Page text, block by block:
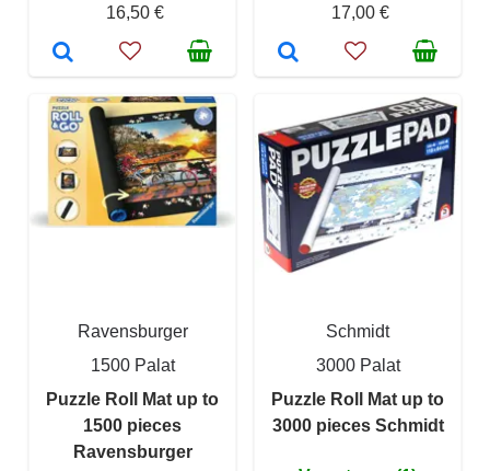
16,50 €
17,00 €
Ravensburger
1500 Palat
Puzzle Roll Mat up to
1500 pieces
Ravensburger
Schmidt
3000 Palat
Puzzle Roll Mat up to
3000 pieces Schmidt